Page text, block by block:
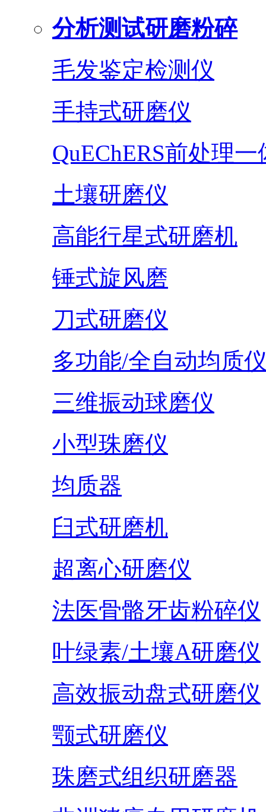
分析测试研磨粉碎
毛发鉴定检测仪
手持式研磨仪
QuEChERS前处理一
土壤研磨仪
高能行星式研磨机
锤式旋风磨
刀式研磨仪
多功能/全自动均质
三维振动球磨仪
小型珠磨仪
均质器
臼式研磨机
超离心研磨仪
法医骨骼牙齿粉碎仪
叶绿素/土壤A研磨仪
高效振动盘式研磨仪
颚式研磨仪
珠磨式组织研磨器